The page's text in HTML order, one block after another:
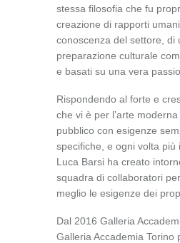
stessa filosofia che fu
creazione di rapporti
conoscenza del settore, di
preparazione culturale
e basati su una vera
Rispondendo al forte e
che vi è per l’arte
pubblico con esigenze
specifiche, e ogni volta più
Luca Barsi ha creato
squadra di collaboratori
meglio le esigenze dei
Dal 2016 Galleria
Galleria Accademia Torino